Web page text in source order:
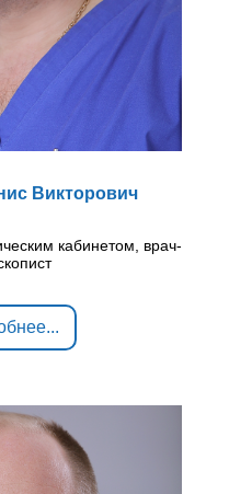
Викторович
кабинетом, врач-